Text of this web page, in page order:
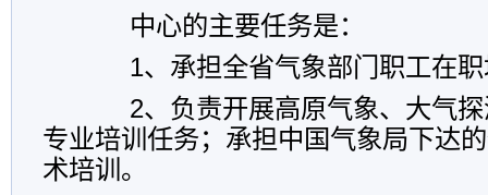
中心的主要任务是：
1、承担全省气象部门职工在职
2、负责开展高原气象、大气探
专业培训任务；承担中国气象局下达
术培训。